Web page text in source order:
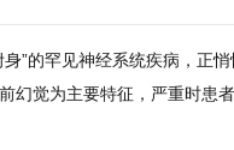
”的罕见神经系统疾病，正
幻觉为主要特征，严重时患